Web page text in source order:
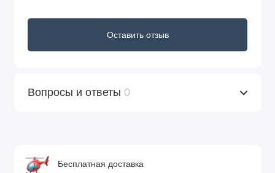
Оставить отзыв
Вопросы и ответы 0
Бесплатная доставка